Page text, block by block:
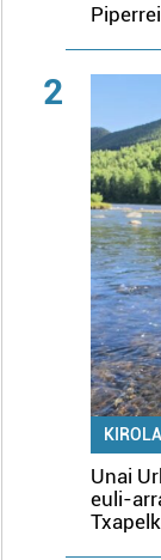
2
KIROLA
Unai
euli-